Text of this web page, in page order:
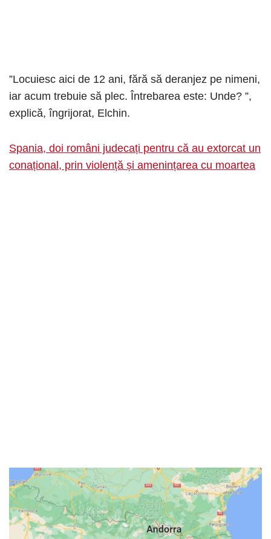
”Locuiesc aici de 12 ani, fără să deranjez pe nimeni,
iar acum trebuie să plec. Întrebarea este: Unde? ”,
explică, îngrijorat, Elchin.
Spania, doi români judecați pentru că au extorcat un
conațional, prin violență și amenințarea cu moartea